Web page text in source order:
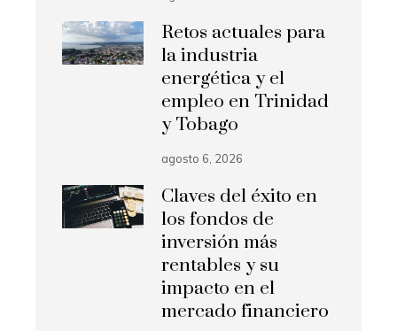
Retos actuales para
la industria
energética y el
empleo en Trinidad
y Tobago
agosto 6, 2026
Claves del éxito en
los fondos de
inversión más
rentables y su
impacto en el
mercado financiero